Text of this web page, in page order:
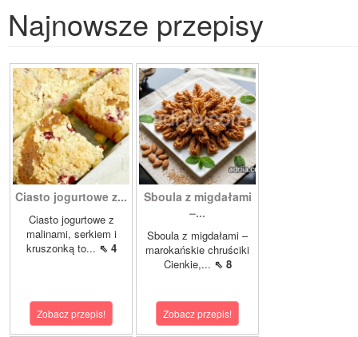
Najnowsze przepisy
Ciasto jogurtowe z...
Ciasto jogurtowe z
malinami, serkiem i
kruszonką to... ⇖ 4
Zobacz przepis!
Sboula z migdałami
–...
Sboula z migdałami –
marokańskie chruściki
Cienkie,... ⇖ 8
Zobacz przepis!